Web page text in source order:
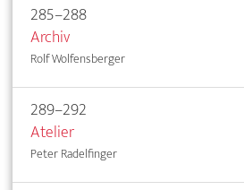
285–288
Archiv
Rolf Wolfensberger
289–292
Atelier
Peter Radelfinger